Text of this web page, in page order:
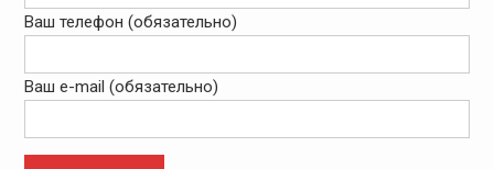
Ваш телефон (обязательно)
Ваш e-mail (обязательно)